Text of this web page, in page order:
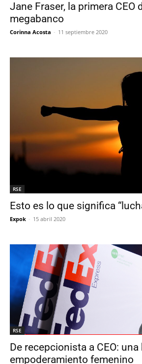
Jane Fraser, la primera CEO
megabanco
Corinna Acosta - 11 septiembre 2020
RSE
Esto es lo que significa
Expok - 15 abril 2020
RSE
De recepcionista a CEO:
empoderamiento femenino